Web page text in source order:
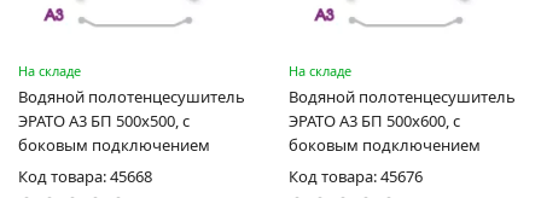
На складе
Водяной полотенцесушитель
ЭРАТО А3 БП 500x500, с
боковым подключением
Код товара: 45668
На складе
Водяной полотенцесушитель
ЭРАТО А3 БП 500x600, с
боковым подключением
Код товара: 45676